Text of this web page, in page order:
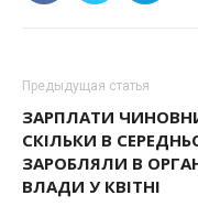
Предыдущая статья
ЗАРПЛАТИ
СКІЛЬКИ В
ЗАРОБЛЯЛИ В
ВЛАДИ У КВІТНІ